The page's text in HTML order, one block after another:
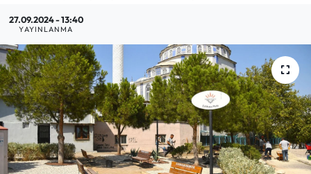
27.09.2024 - 13:40
YAYINLANMA